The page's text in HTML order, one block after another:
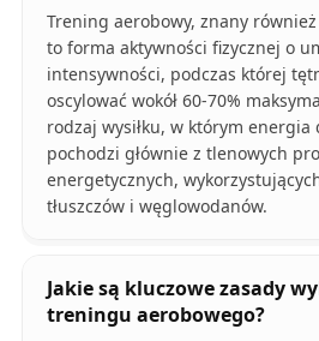
Trening aerobowy, znany
to forma aktywności fizycznej o
intensywności, podczas której
oscylować wokół 60-70%
rodzaj wysiłku, w którym energia
pochodzi głównie z tlenowych
energetycznych,
tłuszczów i węglowodanów.
Jakie są kluczowe zasady
treningu aerobowego?